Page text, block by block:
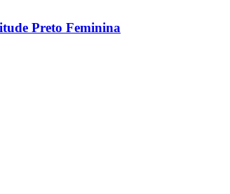
Preto Feminina